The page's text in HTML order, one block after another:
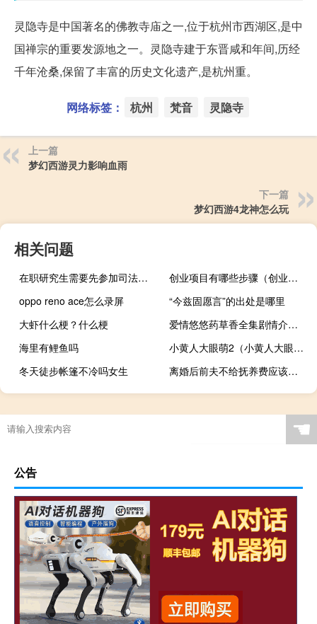
灵隐寺是中国著名的佛教寺庙之一,位于杭州市西湖区,是中
国禅宗的重要发源地之一。灵隐寺建于东晋咸和年间,历经
千年沧桑,保留了丰富的历史文化遗产,是杭州重。
网络标签： 杭州 梵音 灵隐寺
上一篇
梦幻西游灵力影响血雨
下一篇
梦幻西游4龙神怎么玩
相关问题
在职研究生需要先参加司法考试吗
创业项目有哪些步骤（创业项目有哪些）
oppo reno ace怎么录屏
“今兹固愿言”的出处是哪里
大虾什么梗？什么梗
爱情悠悠药草香全集剧情介绍（爱情悠悠药草香全集）
海里有鲤鱼吗
小黄人大眼萌2（小黄人大眼萌免费版中文）
冬天徒步帐篷不冷吗女生
离婚后前夫不给抚养费应该怎么办
☚
公告